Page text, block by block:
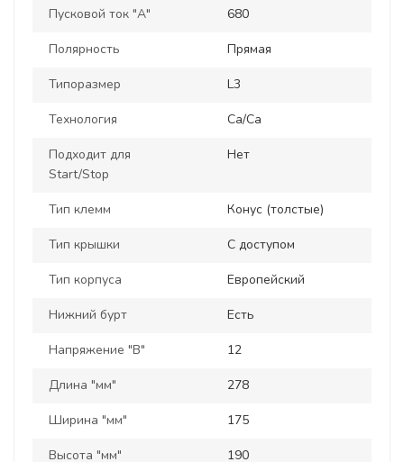
Пусковой ток "А" 680
Полярность Прямая
Типоразмер L3
Технология Ca/Ca
Подходит для
Start/Stop
Нет
Тип клемм Конус (толстые)
Тип крышки С доступом
Тип корпуса Европейский
Нижний бурт Есть
Напряжение "В" 12
Длина "мм" 278
Ширина "мм" 175
Высота "мм" 190